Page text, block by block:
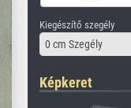
Kiegészítő szegély
0 cm Szegély
Képkeret